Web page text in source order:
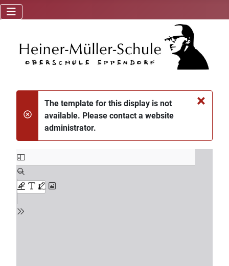
×
danger
The template for this display is not
available. Please contact a website
administrator.